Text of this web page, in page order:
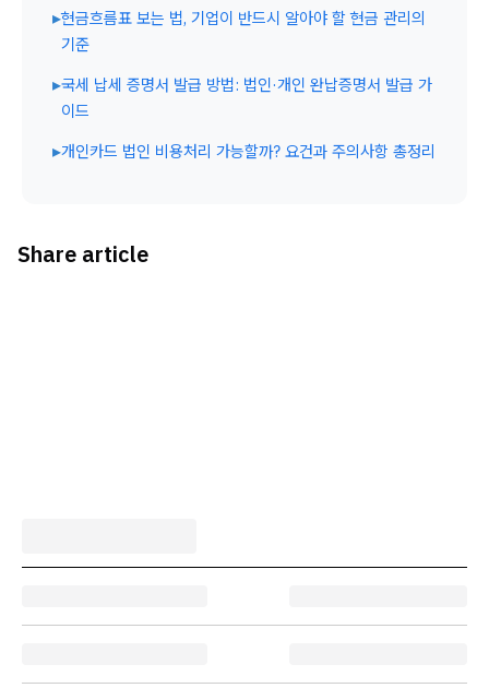
▸현금흐름표 보는 법, 기업이 반드시 알아야 할 현금 관리의
기준
▸국세 납세 증명서 발급 방법: 법인·개인 완납증명서 발급 가
이드
▸개인카드 법인 비용처리 가능할까? 요건과 주의사항 총정리
Share article